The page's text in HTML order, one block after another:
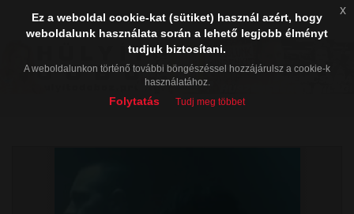
Ez a weboldal cookie-kat (sütiket) használ azért, hogy
weboldalunk használata során a lehető legjobb élményt
tudjuk biztosítani.
A weboldalunkon történő további böngészéssel hozzájárulsz a cookie-k
használatához.
Folytatás Tudj meg többet
x